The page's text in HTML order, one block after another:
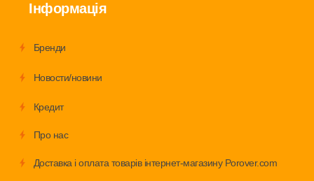
Інформація
Бренди
Новости/новини
Кредит
Про нас
Доставка і оплата товарів інтернет-магазину Porover.com